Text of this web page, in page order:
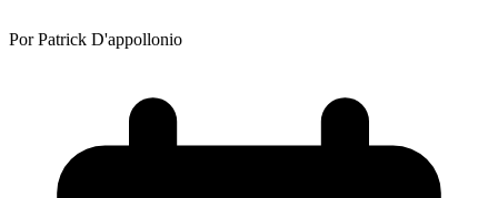
Por Patrick D'appollonio